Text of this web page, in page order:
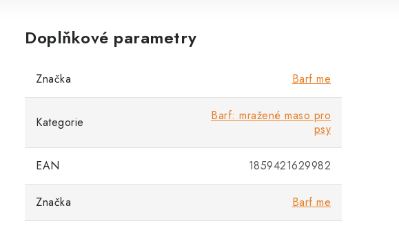
Doplňkové parametry
Značka Barf me
Kategorie
Barf: mražené maso pro
psy
EAN 1859421629982
Značka Barf me